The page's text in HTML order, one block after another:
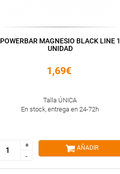
POWERBAR MAGNESIO BLACK LINE 1
UNIDAD
1,69€
Talla ÚNICA
En stock, entrega en 24-72h
+
-
+
-
AÑADIR